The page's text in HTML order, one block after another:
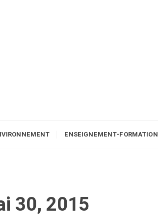
ENSEIGNEMENT-FORMATION
30, 2015